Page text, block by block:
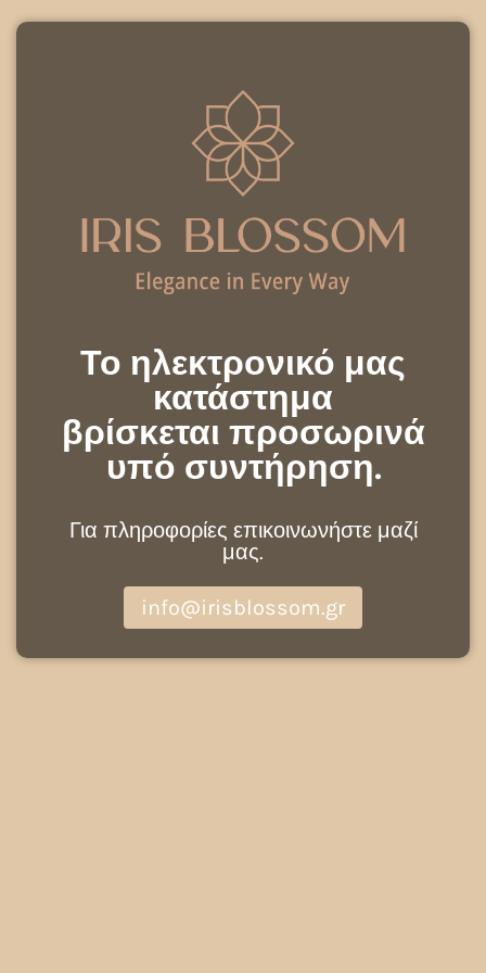
Το ηλεκτρονικό μας
κατάστημα
βρίσκεται προσωρινά
υπό συντήρηση.
Για πληροφορίες επικοινωνήστε μαζί
μας.
info@irisblossom.gr